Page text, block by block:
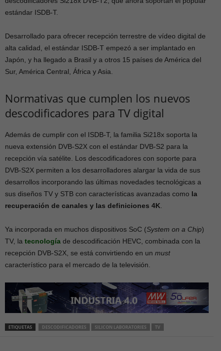
estándar ISDB-T.
Desarrollado para ofrecer recepción terrestre de vídeo digital de
alta calidad, el estándar ISDB-T empezó a ser implantado en
Japón, y ha llegado a Brasil y a otros 15 países de América del
Sur, América Central, África y Asia.
Normativas que cumplen los nuevos
descodificadores para TV digital
Además de cumplir con el ISDB-T, la familia Si218x soporta la
nueva extensión DVB-S2X con el estándar DVB-S2 para la
recepción vía satélite. Los descodificadores con soporte para
DVB-S2X permiten a los desarrolladores alargar la vida de sus
desarrollos incorporando las últimas novedades tecnológicas a
sus diseños TV y STB con características avanzadas como la
recuperación de canales y las definiciones 4K
Ya incorporada en muchos dispositivos SoC (System on a Chip)
TV, la tecnología de descodificación HEVC, combinada con la
recepción DVB-S2X, se está convirtiendo en un must
característico para el mercado de la televisión.
ETIQUETAS DESCODIFICADORES SILICON LABORATORIES TV